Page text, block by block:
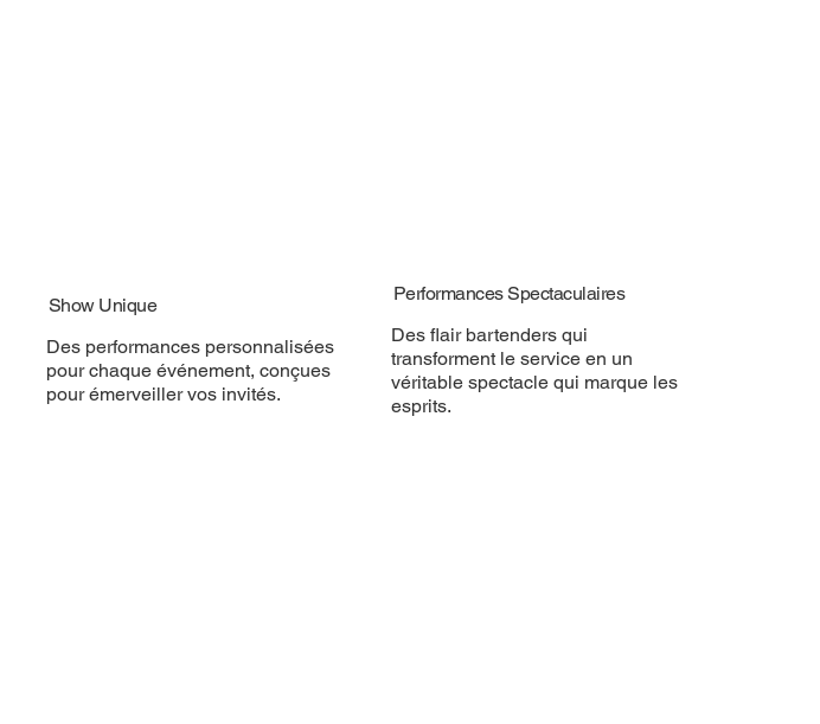
Show Unique
Des performances personnalisées
pour chaque événement, conçues
pour émerveiller vos invités.
Performances Spectaculaires
Des flair bartenders qui
transforment le service en un
véritable spectacle qui marque les
esprits.